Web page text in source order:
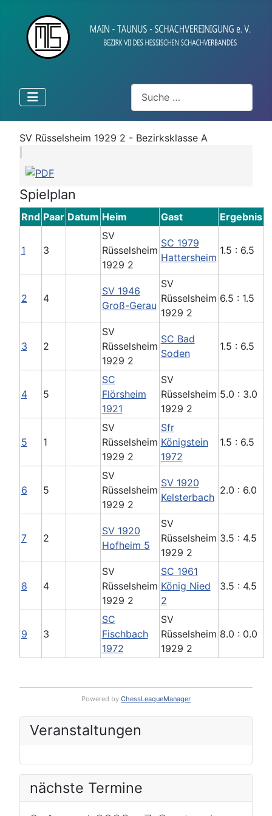
Suchen
SV Rüsselsheim 1929 2 - Bezirksklasse A
Spielplan
Rnd Paar Datum Heim Gast Ergebnis
1 3
SV
Rüsselsheim
1929 2
SC 1979
Hattersheim
1.5 : 6.5
2 4
SV 1946
Groß-Gerau
SV
Rüsselsheim
1929 2
6.5 : 1.5
3 2
SV
Rüsselsheim
1929 2
SC Bad
Soden
1.5 : 6.5
4 5
SC
Flörsheim
1921
SV
Rüsselsheim
1929 2
5.0 : 3.0
5 1
SV
Rüsselsheim
1929 2
Sfr
Königstein
1972
1.5 : 6.5
6 5
SV
Rüsselsheim
1929 2
SV 1920
Kelsterbach
2.0 : 6.0
7 2
SV 1920
Hofheim 5
SV
Rüsselsheim
1929 2
3.5 : 4.5
8 4
SV
Rüsselsheim
1929 2
SC 1961
König Nied
2
3.5 : 4.5
9 3
SC
Fischbach
1972
SV
Rüsselsheim
1929 2
8.0 : 0.0
Powered by ChessLeagueManager
Veranstaltungen
nächste Termine